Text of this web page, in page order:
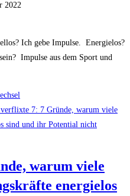
2022
Ich gebe Impulse. Energielos?
Impulse aus dem Sport und
warum viele
energielos